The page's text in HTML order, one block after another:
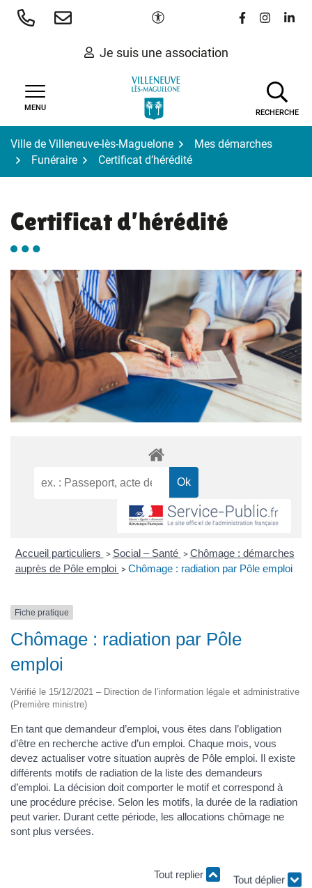
Aller
Paramètres d'accessibilité
Lien vers le
Lien vers
Lien
Je suis une association
MENU
RECHERCHE
Ville de Villeneuve-lès-Maguelone
Mes démarches
Funéraire
Certificat d’hérédité
Certificat d’hérédité
Accueil particuliers > Social – Santé > Chômage : démarches
auprès de Pôle emploi > Chômage : radiation par Pôle emploi
Fiche pratique
Chômage : radiation par Pôle
emploi
Vérifié le 15/12/2021 – Direction de l’information légale et administrative
(Première ministre)
En tant que demandeur d’emploi, vous êtes dans l’obligation
d’être en recherche active d’un emploi. Chaque mois, vous
devez actualiser votre situation auprès de Pôle emploi. Il existe
différents motifs de radiation de la liste des demandeurs
d’emploi. La décision doit comporter le motif et correspond à
une procédure précise. Selon les motifs, la durée de la radiation
peut varier. Durant cette période, les allocations chômage ne
sont plus versées.
Tout replier
Tout déplier